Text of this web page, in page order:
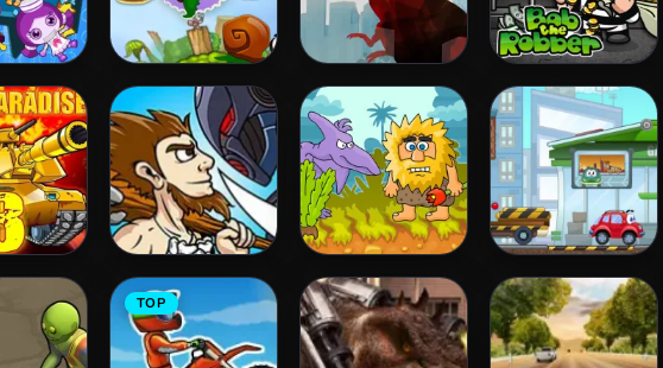
Snail Bob 2 L. A. Rex Bob The Robber
3 Age of War Adam and Eve Wheely 3
TOP